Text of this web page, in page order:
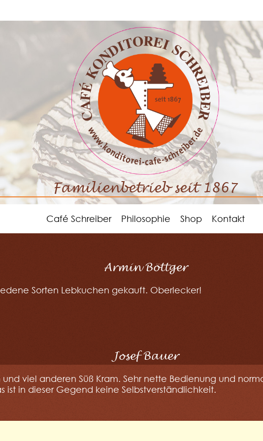
Familienbetrieb seit 1867
Café Schreiber Philosophie Shop Kontakt
Armin Böttger
Sorten Lebkuchen gekauft. Oberlecker!
Josef Bauer
und viel anderen Süß Kram. Sehr nette Bedienung und
ist in dieser Gegend keine Selbstverständlichkeit.